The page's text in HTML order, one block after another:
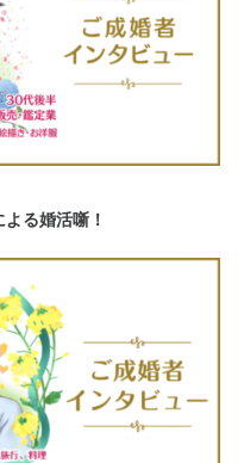
る婚活噺！